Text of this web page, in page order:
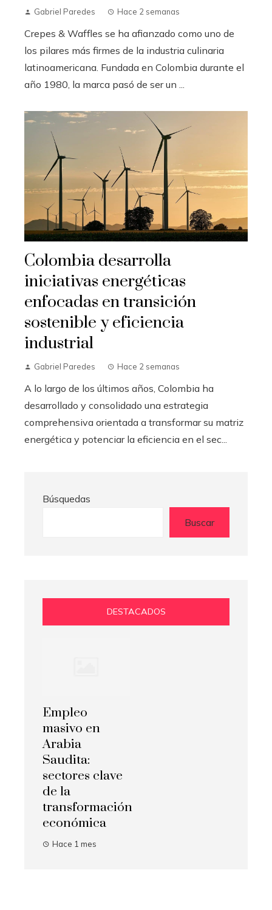
Gabriel Paredes Hace 2 semanas
Crepes & Waffles se ha afianzado como uno de
los pilares más firmes de la industria culinaria
latinoamericana. Fundada en Colombia durante el
año 1980, la marca pasó de ser un ...
Colombia desarrolla
iniciativas energéticas
enfocadas en transición
sostenible y eficiencia
industrial
Gabriel Paredes Hace 2 semanas
A lo largo de los últimos años, Colombia ha
desarrollado y consolidado una estrategia
comprehensiva orientada a transformar su matriz
energética y potenciar la eficiencia en el sec...
Búsquedas
Buscar
DESTACADOS
Empleo
masivo en
Arabia
Saudita:
sectores clave
de la
transformación
económica
Hace 1 mes